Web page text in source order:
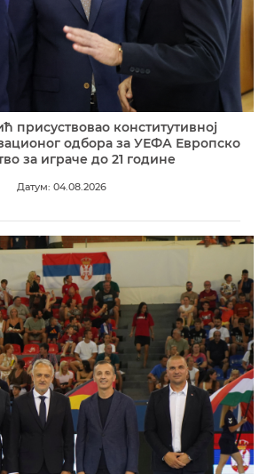
присуствовао конститутивној
одбора за УЕФА Европско
за играче до 21 године
Датум: 04.08.2026